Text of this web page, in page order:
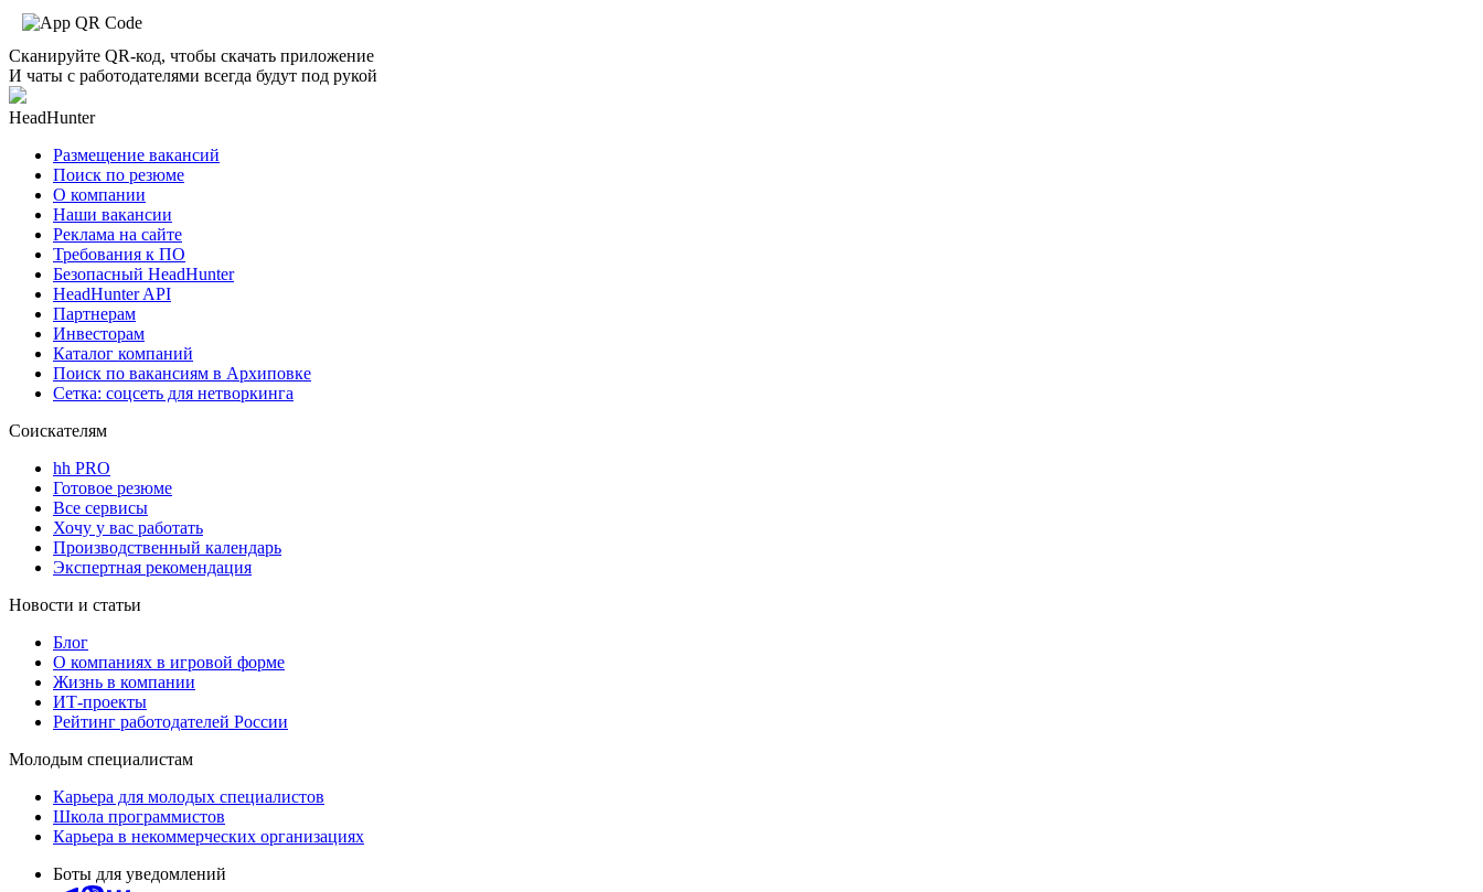
Сканируйте QR-код, чтобы скачать приложение
И чаты с работодателями всегда будут под рукой
HeadHunter
Размещение вакансий
Поиск по резюме
О компании
Наши вакансии
Реклама на сайте
Требования к ПО
Безопасный HeadHunter
HeadHunter API
Партнерам
Инвесторам
Каталог компаний
Поиск по вакансиям в Архиповке
Сетка: соцсеть для нетворкинга
Соискателям
hh PRO
Готовое резюме
Все сервисы
Хочу у вас работать
Производственный календарь
Экспертная рекомендация
Новости и статьи
Блог
О компаниях в игровой форме
Жизнь в компании
ИТ-проекты
Рейтинг работодателей России
Молодым специалистам
Карьера для молодых специалистов
Школа программистов
Карьера в некоммерческих организациях
Боты для уведомлений